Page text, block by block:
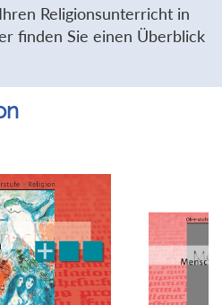
Religionsunterricht in
finden Sie einen Überblick